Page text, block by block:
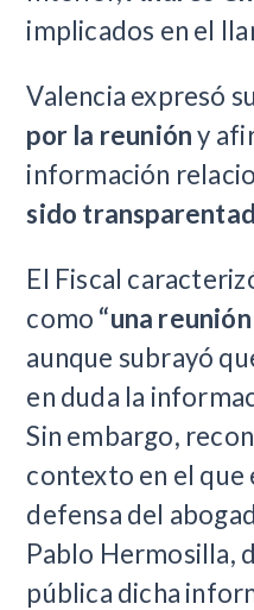
implicados en el
Valencia expresó su
por la reunióny
información
sido
El Fiscal
como “una
aunque subrayó
en duda la
Sin embargo,
contexto en el que
defensa del
Pablo Hermosilla,
pública dicha